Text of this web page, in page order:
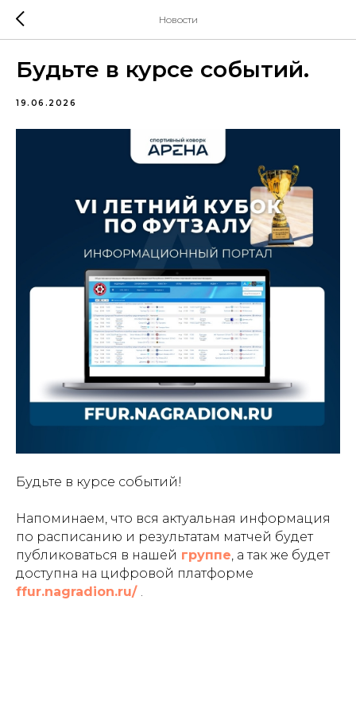
Новости
Будьте в курсе событий.
19.06.2026
Будьте в курсе событий!
Напоминаем, что вся актуальная информация
по расписанию и результатам матчей будет
публиковаться в нашей группе, а так же будет
доступна на цифровой платформе
ffur.nagradion.ru/ .